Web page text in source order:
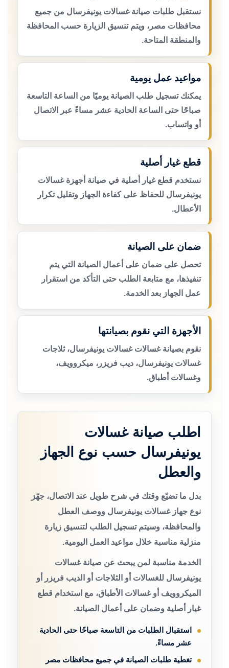
نستقبل طلبات صيانة غسالات يونيفرسال من جميع
محافظات مصر، ويتم تنسيق الزيارة حسب المحافظة
والمنطقة المتاحة.
مواعيد عمل يومية
يمكنك تسجيل طلب الصيانة يوميًا من الساعة التاسعة
صباحًا حتى الساعة الحادية عشر مساءً عبر الاتصال
أو واتساب.
قطع غيار أصلية
نستخدم قطع غيار أصلية في صيانة أجهزة غسالات
يونيفرسال للحفاظ على كفاءة الجهاز وتقليل تكرار
الأعطال.
ضمان على الصيانة
تحصل على ضمان على أعمال الصيانة التي يتم
تنفيذها، مع متابعة الطلب حتى التأكد من استقرار
عمل الجهاز بعد الخدمة.
الأجهزة التي نقوم بصيانتها
نقوم بصيانة غسالات غسالات يونيفرسال، ثلاجات
غسالات يونيفرسال، ديب فريزر، ميكروويف،
وغسالات أطباق.
اطلب صيانة غسالات
يونيفرسال حسب نوع الجهاز
والعطل
بدل ما تضيّع وقتك في شرح طويل عند الاتصال، جهّز
نوع جهاز غسالات يونيفرسال ووصف العطل
والمحافظة، وسيتم تسجيل الطلب لتنسيق زيارة
منزلية مناسبة خلال مواعيد العمل اليومية.
الخدمة مناسبة لمن يبحث عن صيانة غسالات
يونيفرسال للغسالات أو الثلاجات أو الديب فريزر أو
الميكروويف أو غسالات الأطباق، مع استخدام قطع
غيار أصلية وضمان على أعمال الصيانة.
استقبال الطلبات من التاسعة صباحًا حتى الحادية
عشر مساءً.
تغطية طلبات الصيانة في جميع محافظات مصر